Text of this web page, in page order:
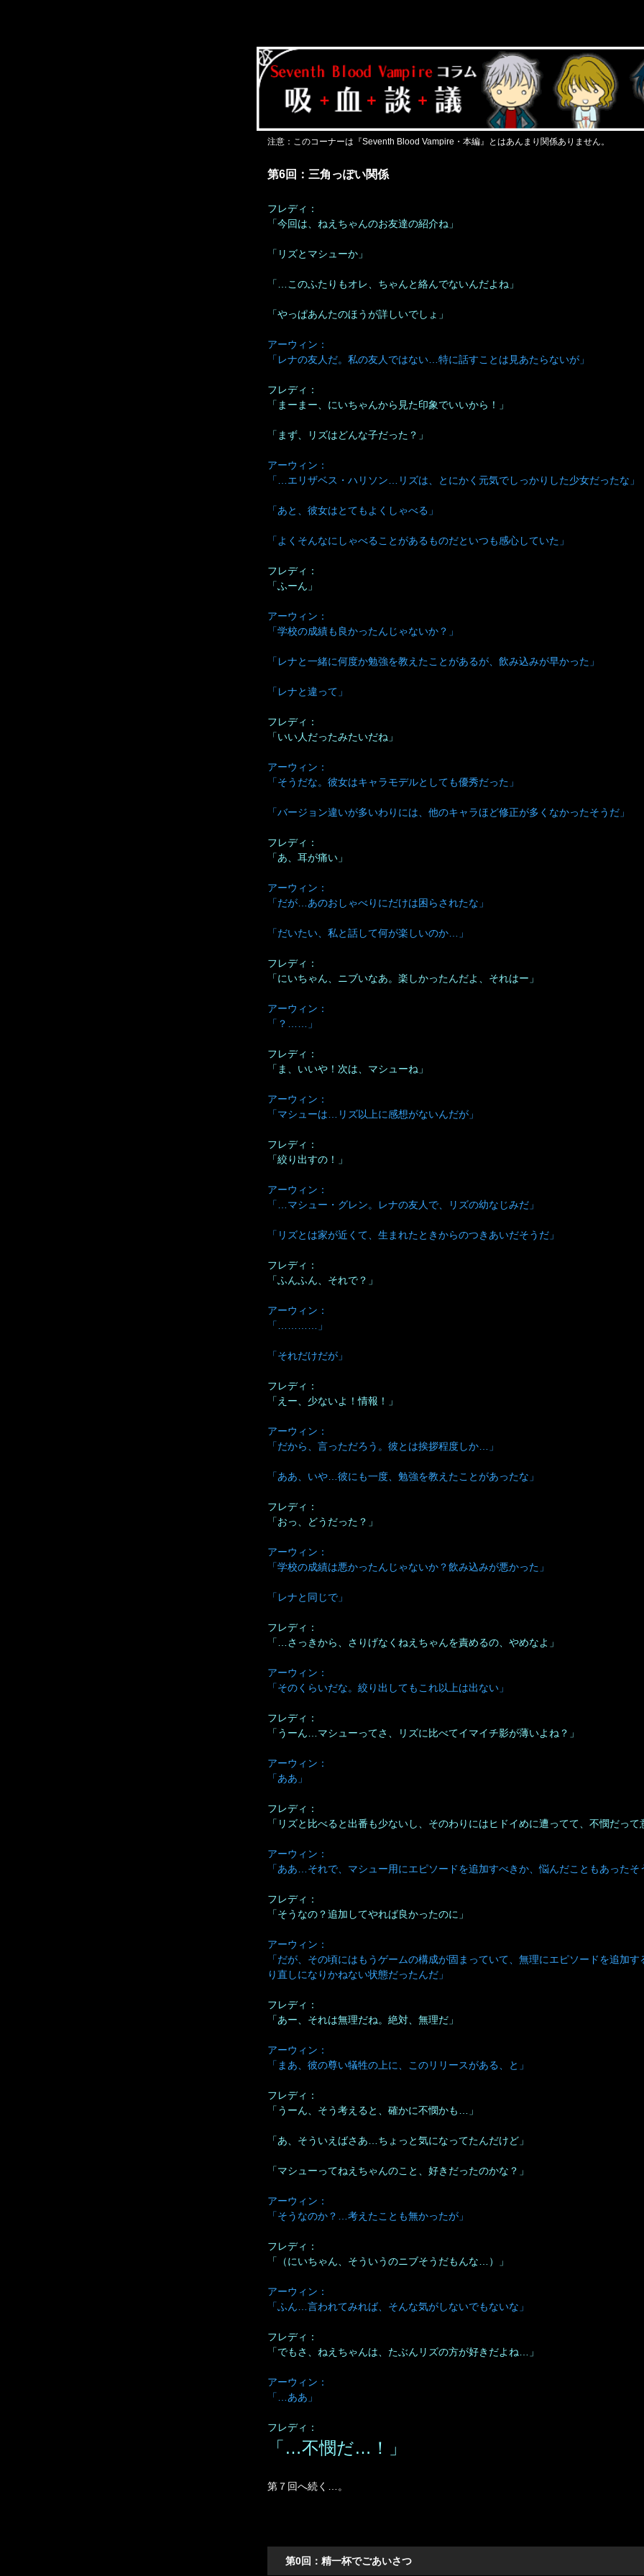
注意：このコーナーは『Seventh Blood Vampire・本編』とはあんまり関係ありません。
第6回：三角っぽい関係
フレディ：
「今回は、ねえちゃんのお友達の紹介ね」
「リズとマシューか」
「…このふたりもオレ、ちゃんと絡んでないんだよね」
「やっぱあんたのほうが詳しいでしょ」
アーウィン：
「レナの友人だ。私の友人ではない…特に話すことは見あたらないが」
フレディ：
「まーまー、にいちゃんから見た印象でいいから！」
「まず、リズはどんな子だった？」
アーウィン：
「…エリザベス・ハリソン…リズは、とにかく元気でしっかりした少女だったな」
「あと、彼女はとてもよくしゃべる」
「よくそんなにしゃべることがあるものだといつも感心していた」
フレディ：
「ふーん」
アーウィン：
「学校の成績も良かったんじゃないか？」
「レナと一緒に何度か勉強を教えたことがあるが、飲み込みが早かった」
「レナと違って」
フレディ：
「いい人だったみたいだね」
アーウィン：
「そうだな。彼女はキャラモデルとしても優秀だった」
「バージョン違いが多いわりには、他のキャラほど修正が多くなかったそうだ」
フレディ：
「あ、耳が痛い」
アーウィン：
「だが…あのおしゃべりにだけは困らされたな」
「だいたい、私と話して何が楽しいのか…」
フレディ：
「にいちゃん、ニブいなあ。楽しかったんだよ、それはー」
アーウィン：
「？……」
フレディ：
「ま、いいや！次は、マシューね」
アーウィン：
「マシューは…リズ以上に感想がないんだが」
フレディ：
「絞り出すの！」
アーウィン：
「…マシュー・グレン。レナの友人で、リズの幼なじみだ」
「リズとは家が近くて、生まれたときからのつきあいだそうだ」
フレディ：
「ふんふん、それで？」
アーウィン：
「…………」
「それだけだが」
フレディ：
「えー、少ないよ！情報！」
アーウィン：
「だから、言っただろう。彼とは挨拶程度しか…」
「ああ、いや…彼にも一度、勉強を教えたことがあったな」
フレディ：
「おっ、どうだった？」
アーウィン：
「学校の成績は悪かったんじゃないか？飲み込みが悪かった」
「レナと同じで」
フレディ：
「…さっきから、さりげなくねえちゃんを責めるの、やめなよ」
アーウィン：
「そのくらいだな。絞り出してもこれ以上は出ない」
フレディ：
「うーん…マシューってさ、リズに比べてイマイチ影が薄いよね？」
アーウィン：
「ああ」
フレディ：
「リズと比べると出番も少ないし、そのわりにはヒドイめに遭ってて、不憫だって
アーウィン：
「ああ…それで、マシュー用にエピソードを追加すべきか、悩んだこともあったそ
フレディ：
「そうなの？追加してやれば良かったのに」
アーウィン：
「だが、その頃にはもうゲームの構成が固まっていて、無理にエピソードを追加す
り直しになりかねない状態だったんだ」
フレディ：
「あー、それは無理だね。絶対、無理だ」
アーウィン：
「まあ、彼の尊い犠牲の上に、このリリースがある、と」
フレディ：
「うーん、そう考えると、確かに不憫かも…」
「あ、そういえばさあ…ちょっと気になってたんだけど」
「マシューってねえちゃんのこと、好きだったのかな？」
アーウィン：
「そうなのか？…考えたことも無かったが」
フレディ：
「（にいちゃん、そういうのニブそうだもんな…）」
アーウィン：
「ふん…言われてみれば、そんな気がしないでもないな」
フレディ：
「でもさ、ねえちゃんは、たぶんリズの方が好きだよね…」
アーウィン：
「…ああ」
フレディ：
「…不憫だ…！」
第７回へ続く…。
第0回：精一杯でごあいさつ